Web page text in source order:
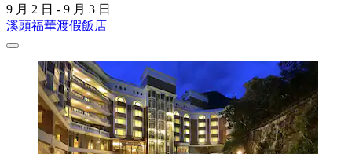
9 月 2 日 - 9 月 3 日
溪頭福華渡假飯店